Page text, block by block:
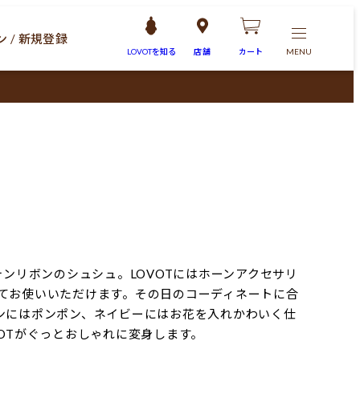
/ 新規登録
LOVOTを知る 店舗 カート MENU
リボンのシュシュ。LOVOTにはホーンアクセサリ
お使いいただけます。その日のコーディネートに合
はポンポン、ネイビーにはお花を入れかわいく仕
がぐっとおしゃれに変身します。